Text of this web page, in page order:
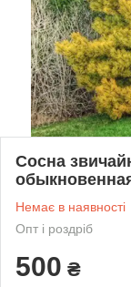
Сосна
Немає в наявності
Опт і роздріб
500 ₴